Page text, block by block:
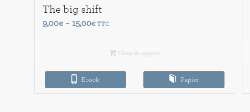
The big shift
9,00€ – 15,00€Plage
9,00€
à
15,00€
TTC
Choix du support
Ebook Papier